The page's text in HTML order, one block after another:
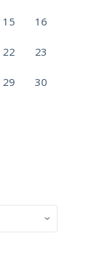
15 16
22 23
29 30